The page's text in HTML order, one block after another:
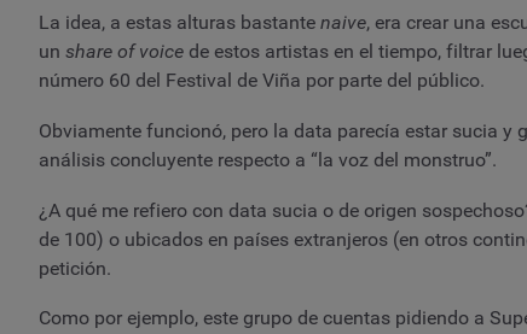
La idea, a estas alturas bastante naive, era crear una
un share of voice de estos artistas en el tiempo, filtrar
número 60 del Festival de Viña por parte del público.
Obviamente funcionó, pero la data parecía estar sucia y
análisis concluyente respecto a “la voz del monstruo”.
¿A qué me refiero con data sucia o de origen
de 100) o ubicados en países extranjeros (en otros
petición.
Como por ejemplo, este grupo de cuentas pidiendo a